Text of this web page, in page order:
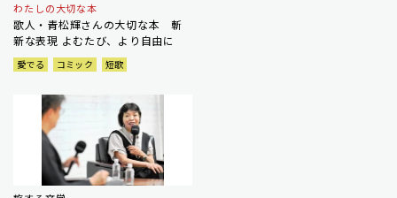
わたしの大切な本
歌人・青松輝さんの大切な本 斬
新な表現 よむたび、より自由に
愛でる コミック 短歌